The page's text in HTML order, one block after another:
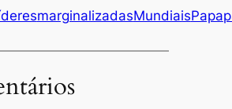
marginalizadasMundiaisPapa